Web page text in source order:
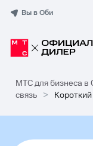
Вы в Оби
МТС для бизнеса в
связь
>